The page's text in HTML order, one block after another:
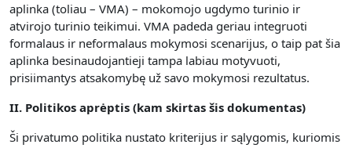
aplinka (toliau – VMA) – mokomojo ugdymo turinio ir
atvirojo turinio teikimui. VMA padeda geriau integruoti
formalaus ir neformalaus mokymosi scenarijus, o taip pat šia
aplinka besinaudojantieji tampa labiau motyvuoti,
prisiimantys atsakomybę už savo mokymosi rezultatus.
II. Politikos aprėptis (kam skirtas šis dokumentas)
Ši privatumo politika nustato kriterijus ir sąlygomis, kuriomis